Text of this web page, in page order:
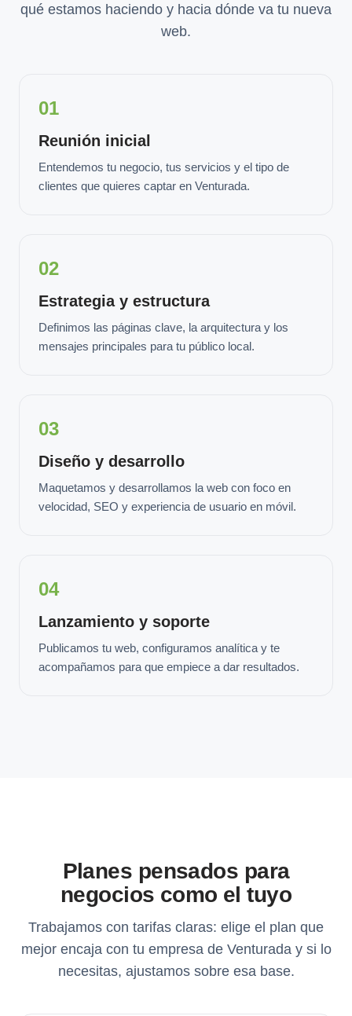
qué estamos haciendo y hacia dónde va tu nueva
web.
01
Reunión inicial
Entendemos tu negocio, tus servicios y el tipo de
clientes que quieres captar en Venturada.
02
Estrategia y estructura
Definimos las páginas clave, la arquitectura y los
mensajes principales para tu público local.
03
Diseño y desarrollo
Maquetamos y desarrollamos la web con foco en
velocidad, SEO y experiencia de usuario en móvil.
04
Lanzamiento y soporte
Publicamos tu web, configuramos analítica y te
acompañamos para que empiece a dar resultados.
Planes pensados para
negocios como el tuyo
Trabajamos con tarifas claras: elige el plan que
mejor encaja con tu empresa de Venturada y si lo
necesitas, ajustamos sobre esa base.